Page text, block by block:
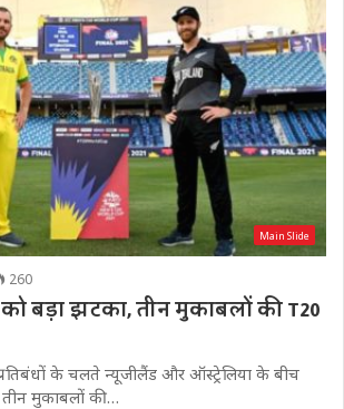
Main Slide
260
बड़ा झटका, तीन मुकाबलों की T20
के चलते न्यूजीलैंड और ऑस्ट्रेलिया के बीच
मुकाबलों की…